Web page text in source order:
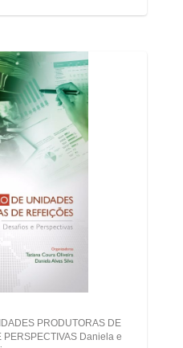
PRODUTORAS DE
PERSPECTIVAS Daniela e